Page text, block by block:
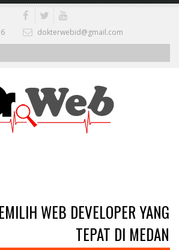
dokterwebid@gmail.com
WEB DEVELOPER YANG
TEPAT DI MEDAN